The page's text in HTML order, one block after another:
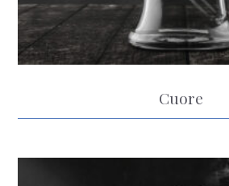
Cuore